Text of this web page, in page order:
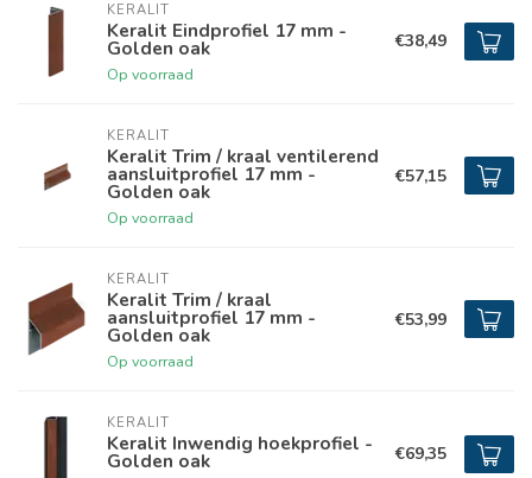
KERALIT
Keralit Eindprofiel 17 mm -
Golden oak
Op voorraad
€38,49
KERALIT
Keralit Trim / kraal ventilerend
aansluitprofiel 17 mm -
Golden oak
Op voorraad
€57,15
KERALIT
Keralit Trim / kraal
aansluitprofiel 17 mm -
Golden oak
Op voorraad
€53,99
KERALIT
Keralit Inwendig hoekprofiel -
Golden oak €69,35